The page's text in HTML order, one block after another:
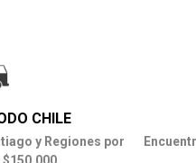
CHILE
y Regiones por